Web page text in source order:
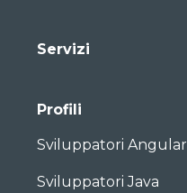
Servizi
Profili
Sviluppatori Angular
Sviluppatori Java